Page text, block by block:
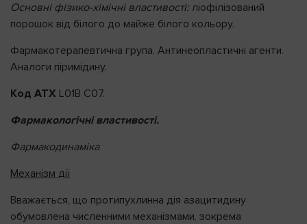
Основні фізико-хімічні властивості: ліофілізований
порошок від білого до майже білого кольору.
Фармакотерапевтична група. Антинеопластичні агенти.
Аналоги піримідину.
Код АТХ L01B C07.
Фармакологічні властивості.
Фармакодинаміка
Механізм дії
Вважається, що протипухлинна дія азацитидину
обумовлена численними механізмами, зокрема